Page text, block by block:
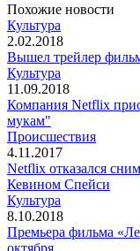
Похожие новости
Культура
2.02.2018
Вышел трейлер
Культура
11.09.2018
Компания Netflix
мукам"
Происшествия
4.11.2017
Netflix отказался
Кевином Спейси
Культура
8.10.2018
Премьера фильма
октября